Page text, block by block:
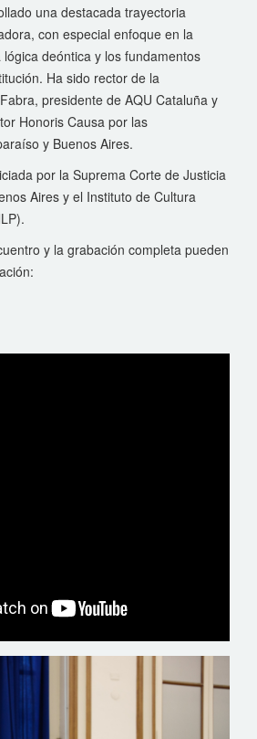
una destacada trayectoria
con especial enfoque en la
deóntica y los fundamentos
Ha sido rector de la
presidente de AQU Cataluña y
Honoris Causa por las
y Buenos Aires.
por la Suprema Corte de Justicia
Aires y el Instituto de Cultura
y la grabación completa pueden